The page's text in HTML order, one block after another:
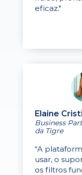
eficaz."
Elaine
Business
da Tigre
“A
usar, o
os filtros